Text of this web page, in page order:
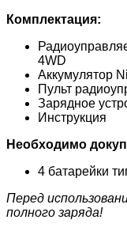
Комплектация:
4WD
Аккумулятор
Пульт
Зарядное
Инструкция
Необходимо
4 батарейки
Перед
полного заряда!